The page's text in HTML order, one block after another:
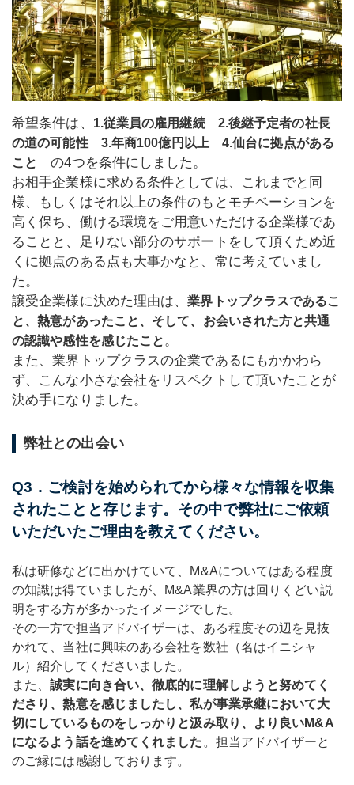
希望条件は、
1.従業員の雇用継続 2.後継予定者の社長
の道の可能性 3.年商100億円以上 4.仙台に拠点がある
こと
の4つを条件にしました。
お相手企業様に求める条件としては、これまでと同
様、もしくはそれ以上の条件のもとモチベーションを
高く保ち、働ける環境をご用意いただける企業様であ
ることと、足りない部分のサポートをして頂くため近
くに拠点のある点も大事かなと、常に考えていまし
た。
譲受企業様に決めた理由は、業界トップクラスであるこ
と、熱意があったこと、そして、お会いされた方と共通
の認識や感性を感じたこと。
また、業界トップクラスの企業であるにもかかわら
ず、こんな小さな会社をリスペクトして頂いたことが
決め手になりました。
弊社との出会い
Q3．ご検討を始められてから様々な情報を収集
されたことと存じます。その中で弊社にご依頼
いただいたご理由を教えてください。
私は研修などに出かけていて、M&Aについてはある程度
の知識は得ていましたが、M&A業界の方は回りくどい説
明をする方が多かったイメージでした。
その一方で担当アドバイザーは、ある程度その辺を見抜
かれて、当社に興味のある会社を数社（名はイニシャ
ル）紹介してくださいました。
また、誠実に向き合い、徹底的に理解しようと努めてく
ださり、熱意を感じましたし、私が事業承継において大
切にしているものをしっかりと汲み取り、より良いM&A
になるよう話を進めてくれました 。担当アドバイザーと
のご縁には感謝しております。